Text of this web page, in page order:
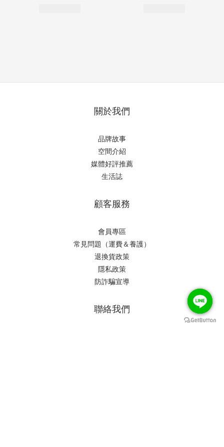
關於我們
品牌故事
空間介紹
媒體好評推薦
生活誌
顧客服務
會員專區
常見問題（運費＆養護）
退換貨政策
隱私政策
防詐騙宣導
聯絡我們